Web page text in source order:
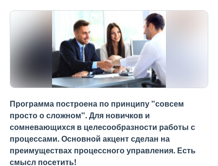
Программа построена по принципу "совсем
просто о сложном". Для новичков и
сомневающихся в целесообразности работы с
процессами. Основной акцент сделан на
преимуществах процессного управления. Есть
смысл посетить!